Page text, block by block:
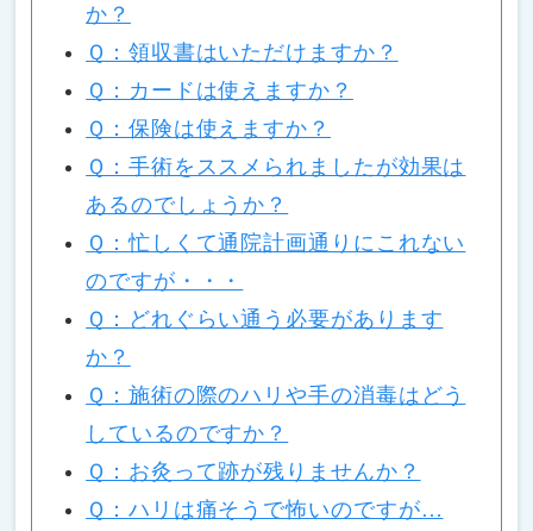
か？
Ｑ：領収書はいただけますか？
Ｑ：カードは使えますか？
Ｑ：保険は使えますか？
Ｑ：手術をススメられましたが効果は
あるのでしょうか？
Ｑ：忙しくて通院計画通りにこれない
のですが・・・
Ｑ：どれぐらい通う必要があります
か？
Ｑ：施術の際のハリや手の消毒はどう
しているのですか？
Ｑ：お灸って跡が残りませんか？
Ｑ：ハリは痛そうで怖いのですが…